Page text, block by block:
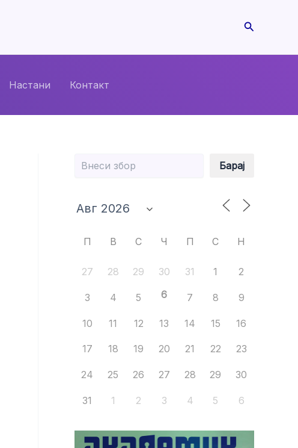
Search
Настани Контакт
Барај
П В С Ч П С Н
27 28 29 30 31 1 2
3 4 5 6 7 8 9
10 11 12 13 14 15 16
17 18 19 20 21 22 23
24 25 26 27 28 29 30
31 1 2 3 4 5 6